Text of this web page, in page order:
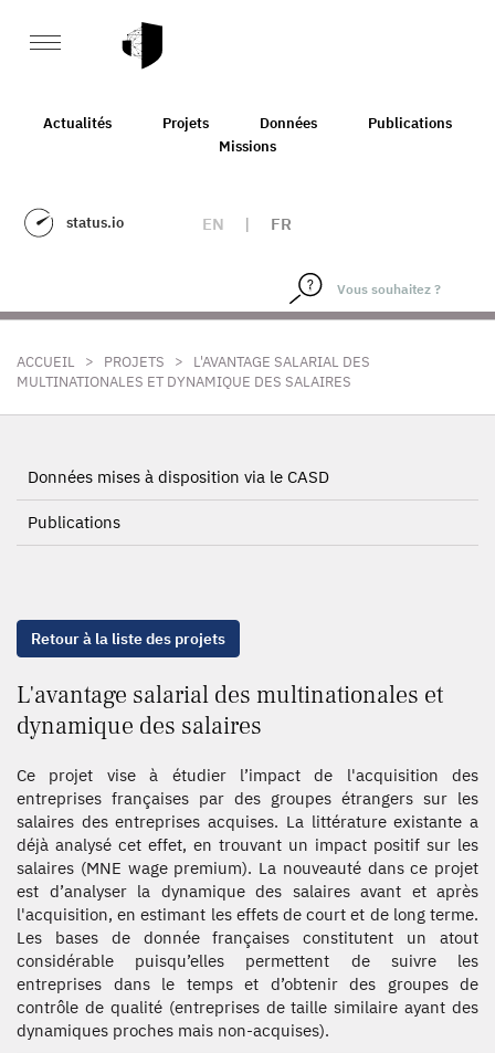
Actualités Projets Données
Publications
Missions
status.io EN | FR
ACCUEIL > PROJETS >
L'AVANTAGE SALARIAL DES
MULTINATIONALES ET DYNAMIQUE DES SALAIRES
Données mises à disposition via le CASD
Publications
Retour à la liste des projets
L'avantage salarial des multinationales et
dynamique des salaires
Ce projet vise à étudier l’impact de l'acquisition des
entreprises françaises par des groupes étrangers sur les
salaires des entreprises acquises. La littérature existante a
déjà analysé cet effet, en trouvant un impact positif sur les
salaires (MNE wage premium). La nouveauté dans ce projet
est d’analyser la dynamique des salaires avant et après
l'acquisition, en estimant les effets de court et de long terme.
Les bases de donnée françaises constitutent un atout
considérable puisqu’elles permettent de suivre les
entreprises dans le temps et d’obtenir des groupes de
contrôle de qualité (entreprises de taille similaire ayant des
dynamiques proches mais non-acquises).